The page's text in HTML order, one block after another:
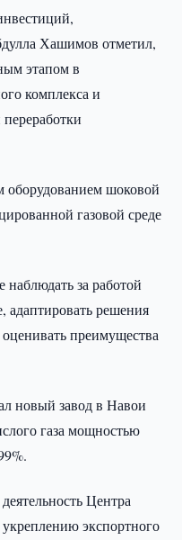
Хашимов отметил,
этапом в
комплекса и
шоковой
газовой среде
наблюдать за работой
адаптировать решения
преимущества
новый завод в Навои
газа мощностью
Центра
экспортного